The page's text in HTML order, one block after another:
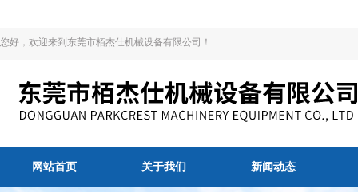
您好，欢迎来到东莞市栢杰仕机械设备有限公司！
网站首页 关于我们 新闻动态